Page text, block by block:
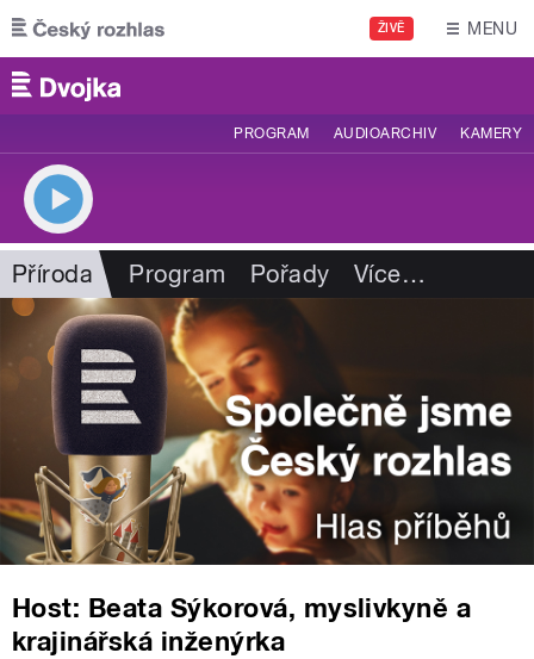
Přejít k hlavnímu obsahu
ŽIVĚ MENU
PROGRAM AUDIOARCHIV KAMERY
Příroda Program Pořady Více…
Host: Beata Sýkorová, myslivkyně a
krajinářská inženýrka